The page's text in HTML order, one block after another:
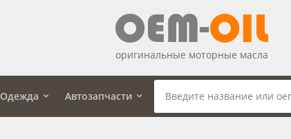
оригинальные моторные масла
Одежда Автозапчасти